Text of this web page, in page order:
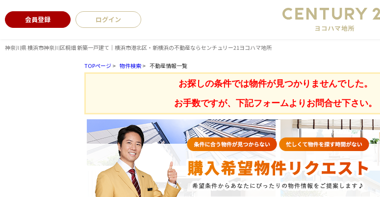
神奈川県 横浜市神奈川区桐畑 新築一戸建て｜横浜市港北区・新横浜の不動産ならセンチュリー21ヨコハマ地所
会員登録 ログイン
TOPページ> 物件検索> 不動産情報一覧
お探しの条件では物件が見つかりませんでした。
お手数ですが、下記フォームよりお問合せ下さい。